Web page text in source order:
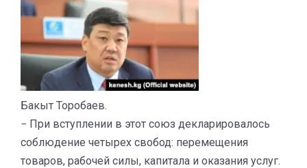
Бакыт Торобаев.
− При вступлении в этот союз декларировалось
соблюдение четырех свобод: перемещения
товаров, рабочей силы, капитала и оказания услуг.